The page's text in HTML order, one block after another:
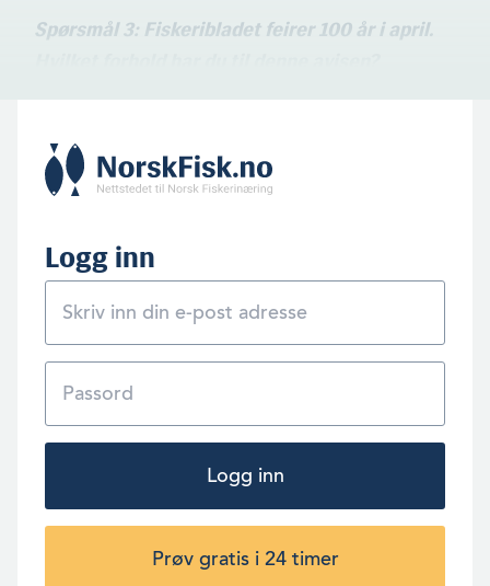
Spørsmål 3: Fiskeribladet feirer 100 år i april.
Logg inn
Logg inn
Prøv gratis i 24 timer